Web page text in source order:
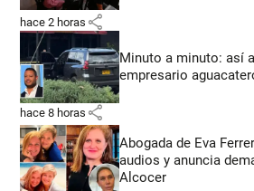
hace 2 horas share
Minuto a minuto: así
empresario
hace 8 horas share
Abogada de Eva
audios y anuncia
Alcocer